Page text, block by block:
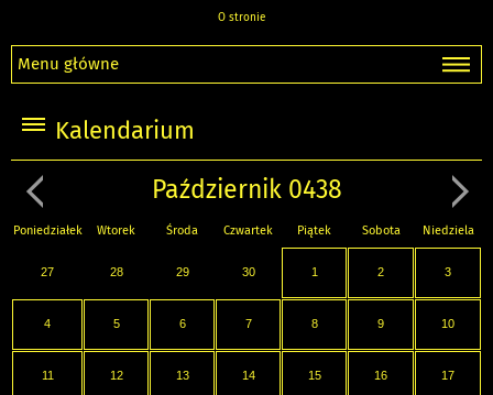
O stronie
Menu główne
Kalendarium
Październik 0438
Poniedziałek Wtorek Środa Czwartek Piątek Sobota Niedziela
27 28 29 30 1 2 3
4 5 6 7 8 9 10
11 12 13 14 15 16 17